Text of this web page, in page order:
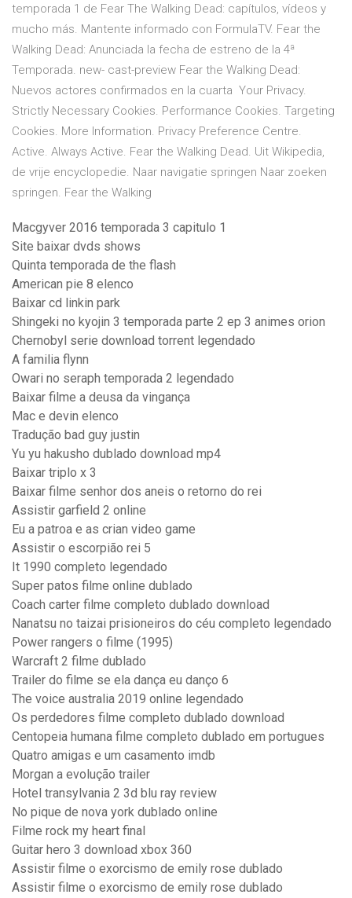
temporada 1 de Fear The Walking Dead: capítulos, vídeos y
mucho más. Mantente informado con FormulaTV. Fear the
Walking Dead: Anunciada la fecha de estreno de la 4ª
Temporada. new- cast-preview Fear the Walking Dead:
Nuevos actores confirmados en la cuarta Your Privacy.
Strictly Necessary Cookies. Performance Cookies. Targeting
Cookies. More Information. Privacy Preference Centre.
Active. Always Active. Fear the Walking Dead. Uit Wikipedia,
de vrije encyclopedie. Naar navigatie springen Naar zoeken
springen. Fear the Walking
Macgyver 2016 temporada 3 capitulo 1
Site baixar dvds shows
Quinta temporada de the flash
American pie 8 elenco
Baixar cd linkin park
Shingeki no kyojin 3 temporada parte 2 ep 3 animes orion
Chernobyl serie download torrent legendado
A familia flynn
Owari no seraph temporada 2 legendado
Baixar filme a deusa da vingança
Mac e devin elenco
Tradução bad guy justin
Yu yu hakusho dublado download mp4
Baixar triplo x 3
Baixar filme senhor dos aneis o retorno do rei
Assistir garfield 2 online
Eu a patroa e as crian video game
Assistir o escorpião rei 5
It 1990 completo legendado
Super patos filme online dublado
Coach carter filme completo dublado download
Nanatsu no taizai prisioneiros do céu completo legendado
Power rangers o filme (1995)
Warcraft 2 filme dublado
Trailer do filme se ela dança eu danço 6
The voice australia 2019 online legendado
Os perdedores filme completo dublado download
Centopeia humana filme completo dublado em portugues
Quatro amigas e um casamento imdb
Morgan a evolução trailer
Hotel transylvania 2 3d blu ray review
No pique de nova york dublado online
Filme rock my heart final
Guitar hero 3 download xbox 360
Assistir filme o exorcismo de emily rose dublado
Assistir filme o exorcismo de emily rose dublado